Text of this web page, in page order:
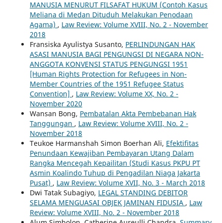
MANUSIA MENURUT FILSAFAT HUKUM (Contoh Kasus
Meliana di Medan Dituduh Melakukan Penodaan
Agama) , Law Review: Volume XVIII, No. 2 - November
2018
Fransiska Ayulistya Susanto, PERLINDUNGAN HAK
ASASI MANUSIA BAGI PENGUNGSI DI NEGARA NON-
ANGGOTA KONVENSI STATUS PENGUNGSI 1951
[Human Rights Protection for Refugees in Non-
Member Countries of the 1951 Refugee Status
Convention] , Law Review: Volume XX, No. 2 -
November 2020
Wansan Bong, Pembatalan Akta Pembebanan Hak
Tanggungan , Law Review: Volume XVIII, No. 2 -
November 2018
Teukoe Harmanshah Simon Boerhan Ali, Efektifitas
Penundaan Kewajiban Pembayaran Utang Dalam
Rangka Mencegah Kepailitan (Studi Kasus PKPU PT
Asmin Koalindo Tuhup di Pengadilan Niaga Jakarta
Pusat) , Law Review: Volume XVII, No. 3 - March 2018
Dwi Tatak Subagiyo, LEGAL STANDING DEBITOR
SELAMA MENGUASAI OBJEK JAMINAN FIDUSIA , Law
Review: Volume XVIII, No. 2 - November 2018